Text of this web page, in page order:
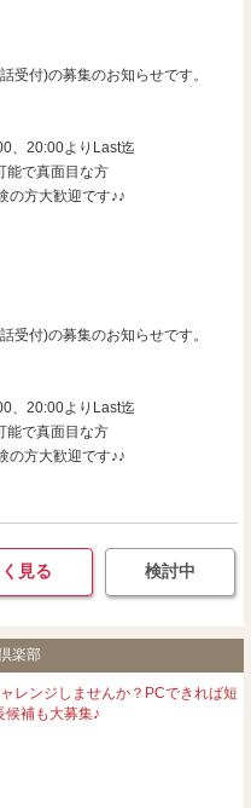
受付)の募集のお知らせです。
、20:00よりLast迄
能で真面目な方
の方大歓迎です♪♪
受付)の募集のお知らせです。
、20:00よりLast迄
能で真面目な方
の方大歓迎です♪♪
見る 検討中
楽部
レンジしませんか？PCできれば短
候補も大募集♪